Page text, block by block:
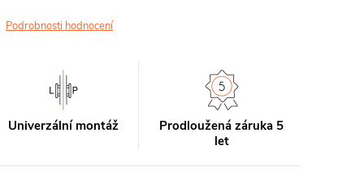
Podrobnosti hodnocení
Univerzální montáž
Prodloužená záruka 5
let